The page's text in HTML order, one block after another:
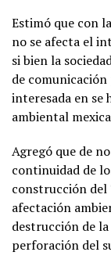
Estimó que con
no se afecta el
si bien la
de
interesada en se
ambiental
Agregó que de
continuidad de
construcción del
afectación
destrucción de
perforación del